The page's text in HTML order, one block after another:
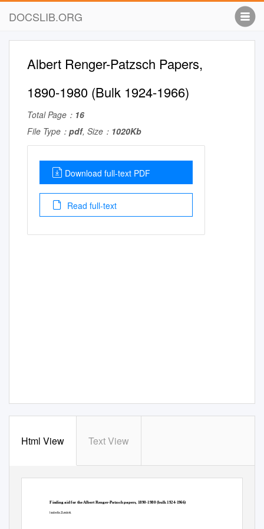
DOCSLIB.ORG
Albert Renger-Patzsch Papers,
1890-1980 (Bulk 1924-1966)
Total Page： 16
File Type： pdf, Size： 1020Kb
Download full-text PDF
Read full-text
Html View Text View
Finding aid for the Albert Renger-Patzsch papers, 1890-1980 (bulk 1924-1966)
Isabella Zuralski.